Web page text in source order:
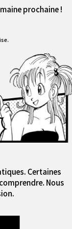
prochaine !
X
Certaines
Nous